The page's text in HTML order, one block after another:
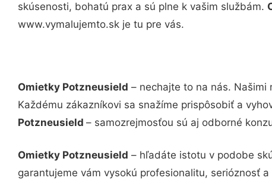
skúsenosti, bohatú prax a sú plne k vašim službám.
www.vymalujemto.sk je tu pre vás.
Omietky Potzneusield – nechajte to na nás.
Každému zákazníkovi sa snažíme prispôsobiť a
Potzneusield – samozrejmosťou sú aj odborné
Omietky Potzneusield – hľadáte istotu v podobe
garantujeme vám vysokú profesionalitu, serióznosť